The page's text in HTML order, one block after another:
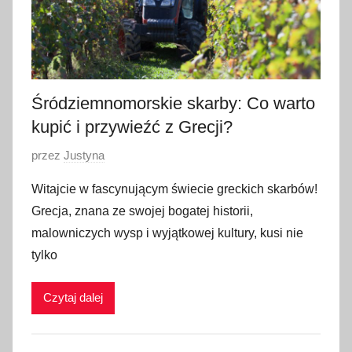
Śródziemnomorskie skarby: Co warto
kupić i przywieźć z Grecji?
O
u
b
l
i
w
przez Justyna
Witajcie w fascynującym świecie greckich skarbów!
Grecja, znana ze swojej bogatej historii,
malowniczych wysp i wyjątkowej kultury, kusi nie
tylko
Czytaj dalej